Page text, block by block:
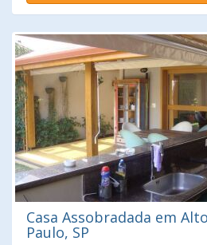
Casa Assobradada em
Paulo, SP